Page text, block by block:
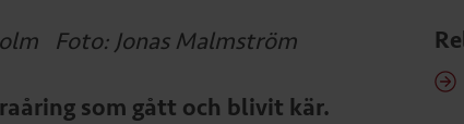
Foto: Jonas Malmström
som gått och blivit kär.